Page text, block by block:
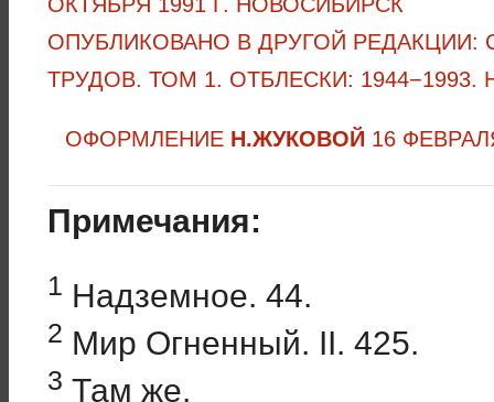
ОПУБЛИКОВАНО В ДРУГОЙ
ТРУДОВ. ТОМ 1. ОТБЛЕСКИ: 1944−1993.
ОФОРМЛЕНИЕ Н.ЖУКОВОЙ 16
Примечания:
1 Надземное. 44.
2 Мир Огненный. II. 425.
3 Там же.